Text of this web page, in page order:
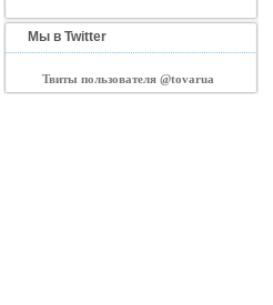
Мы в Twitter
Твиты пользователя @tovarua